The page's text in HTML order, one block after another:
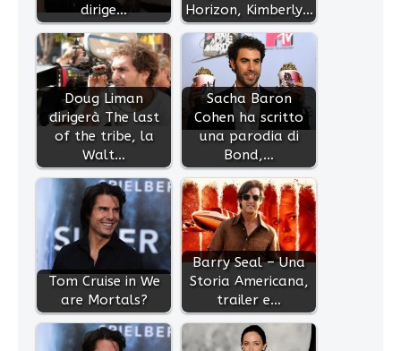
dirige…
Horizon, Kimberly…
Doug Liman
dirigerà The last
of the tribe, la
Walt…
Sacha Baron
Cohen ha scritto
una parodia di
Bond,…
Tom Cruise in We
are Mortals?
Barry Seal – Una
Storia Americana,
trailer e…